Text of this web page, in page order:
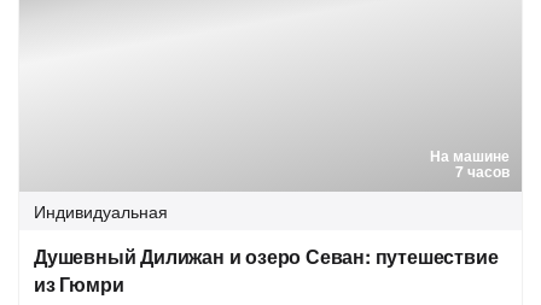
На машине
7 часов
Индивидуальная
Душевный Дилижан и озеро Севан: путешествие
из Гюмри